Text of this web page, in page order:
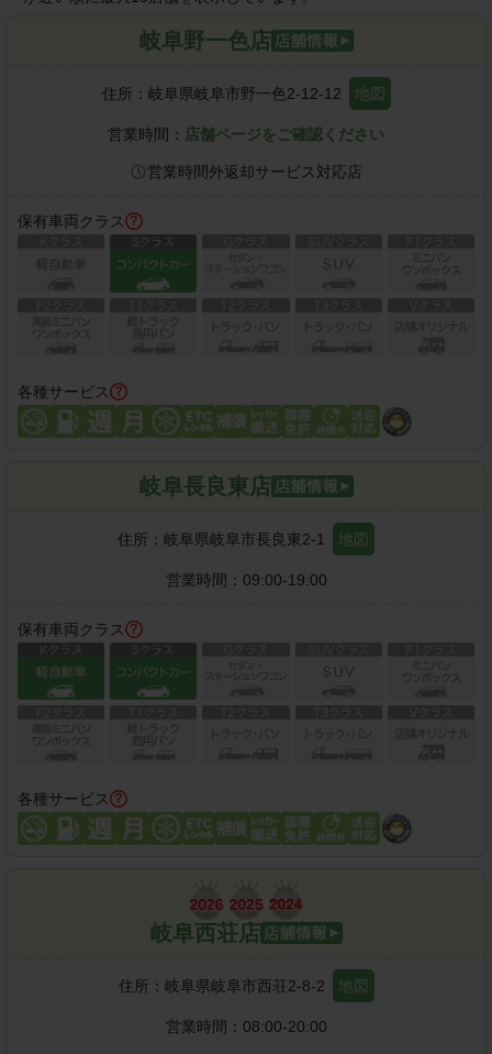
岐阜野一色店
住所： 岐阜県岐阜市野一色2-12-12 地図
営業時間： 店舗ページをご確認ください
営業時間外返却サービス対応店
保有車両クラス
各種サービス
岐阜長良東店
住所： 岐阜県岐阜市長良東2-1 地図
営業時間： 09:00-19:00
保有車両クラス
各種サービス
岐阜西荘店
住所： 岐阜県岐阜市西荘2-8-2 地図
営業時間： 08:00-20:00